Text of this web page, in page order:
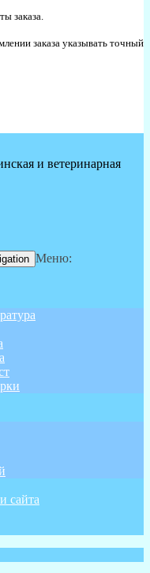
заказа.
заказа указывать точный
и ветеринарная
Меню:
сайта